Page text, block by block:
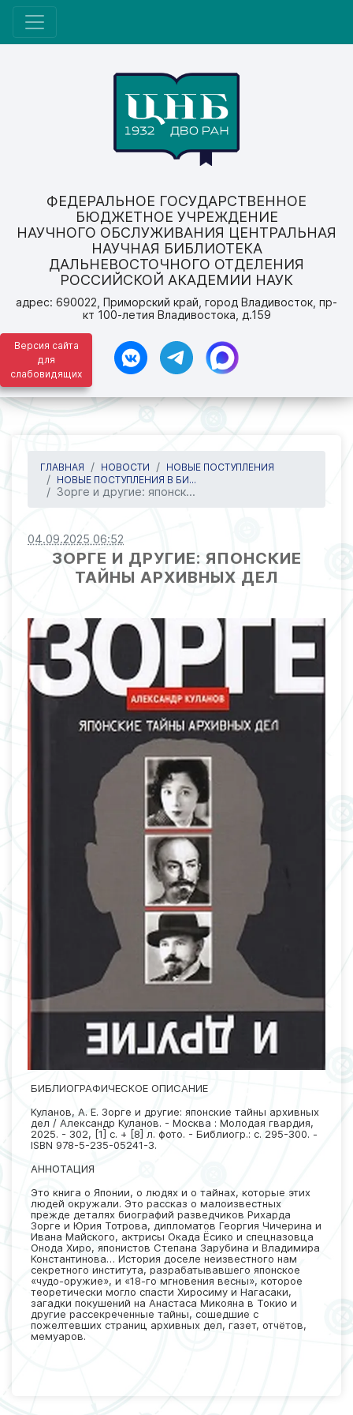
Версия сайта
для
слабовидящих
ФЕДЕРАЛЬНОЕ ГОСУДАРСТВЕННОЕ
БЮДЖЕТНОЕ УЧРЕЖДЕНИЕ
НАУЧНОГО ОБСЛУЖИВАНИЯ ЦЕНТРАЛЬНАЯ
НАУЧНАЯ БИБЛИОТЕКА
ДАЛЬНЕВОСТОЧНОГО ОТДЕЛЕНИЯ
РОССИЙСКОЙ АКАДЕМИИ НАУК
адрес: 690022, Приморский край, город Владивосток, пр-
кт 100-летия Владивостока, д.159
ГЛАВНАЯ НОВОСТИ
НОВЫЕ ПОСТУПЛЕНИЯ
НОВЫЕ ПОСТУПЛЕНИЯ В БИ...
Зорге и другие: японск...
04.09.2025 06:52
ЗОРГЕ И ДРУГИЕ: ЯПОНСКИЕ
ТАЙНЫ АРХИВНЫХ ДЕЛ
БИБЛИОГРАФИЧЕСКОЕ ОПИСАНИЕ
Куланов, А. Е. Зорге и другие: японские тайны архивных
дел / Александр Куланов. - Москва : Молодая гвардия,
2025. - 302, [1] с. + [8] л. фото. - Библиогр.: с. 295-300. -
ISBN 978-5-235-05241-3.
АННОТАЦИЯ
Это книга о Японии, о людях и о тайнах, которые этих
людей окружали. Это рассказ о малоизвестных
прежде деталях биографий разведчиков Рихарда
Зорге и Юрия Тотрова, дипломатов Георгия Чичерина и
Ивана Майского, актрисы Окада Ёсико и спецназовца
Онода Хиро, японистов Степана Зарубина и Владимира
Константинова… История доселе неизвестного нам
секретного института, разрабатывавшего японское
«чудо-оружие», и «18-го мгновения весны», которое
теоретически могло спасти Хиросиму и Нагасаки,
загадки покушений на Анастаса Микояна в Токио и
другие рассекреченные тайны, сошедшие с
пожелтевших страниц архивных дел, газет, отчётов,
мемуаров.